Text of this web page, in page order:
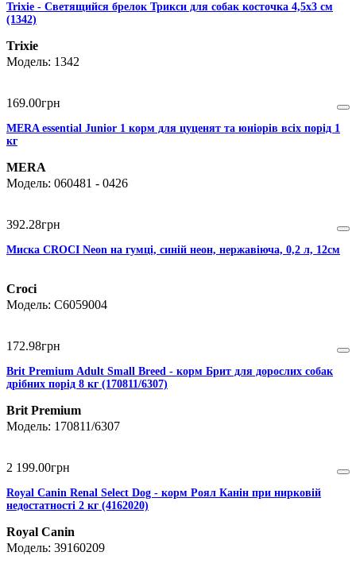
Trixie - Cветящийся брелок Трикси для собак косточка 4,5х3 см
(1342)
Trixie
1342
169.00грн
MERA essential Junior 1 корм для цуценят та юніорів всіх порід 1
кг
MERA
060481 - 0426
392.28грн
Миска CROCI Neon на гумці, синій неон, нержавіюча, 0,2 л, 12см
Croci
C6059004
172.98грн
Brit Premium Adult Small Breed - корм Брит для дорослих собак
дрібних порід 8 кг (170811/6307)
Brit Premium
170811/6307
2 199.00грн
Royal Canin Renal Select Dog - корм Роял Канін при нирковій
недостатності 2 кг (4162020)
Royal Canin
39160209